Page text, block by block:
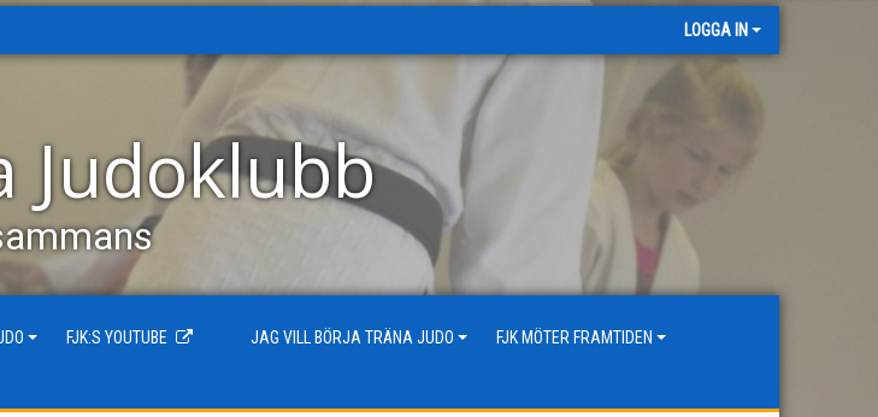
LOGGA IN
Judoklubb
FJK:S YOUTUBE JAG VILL BÖRJA TRÄNA JUDO FJK MÖTER FRAMTIDEN